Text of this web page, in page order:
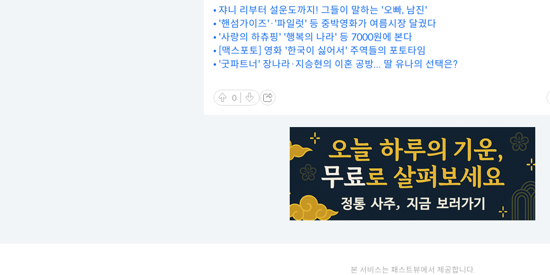
쟈니 리부터 설운도까지! 그들이 말하는 '오빠, 남진'
'핸섬가이즈'·'파일럿' 등 중박영화가 여름시장 달궜다
'사랑의 하츄핑' '행복의 나라' 등 7000원에 본다
[맥스포토] 영화 '한국이 싫어서' 주역들의 포토타임
'굿파트너' 장나라·지승현의 이혼 공방... 딸 유나의 선택은?
0
본 서비스는 패스트뷰에서 제공합니다.